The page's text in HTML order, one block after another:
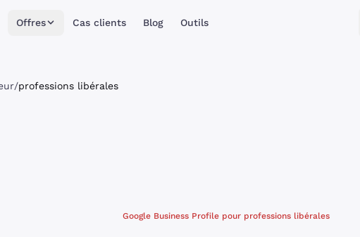
Offres Cas clients Blog Outils
/professions libérales
Google Business Profile pour professions libérales